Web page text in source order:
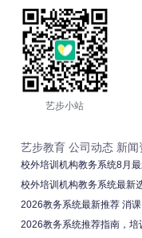
艺步小站
艺步教育 公司动态 新闻
校外培训机构教务系统8月
校外培训机构教务系统最新
2026教务系统最新推荐 消
2026教务系统推荐指南，